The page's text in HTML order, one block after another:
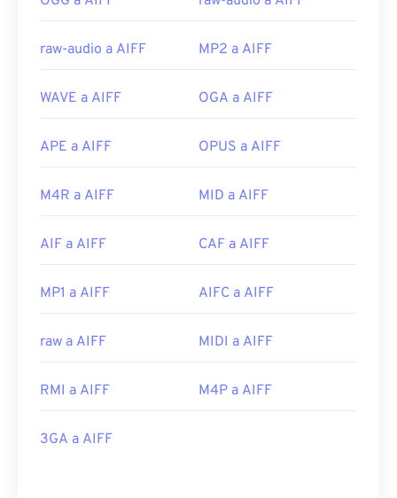
raw-audio a AIFF MP2 a AIFF
WAVE a AIFF OGA a AIFF
APE a AIFF OPUS a AIFF
M4R a AIFF MID a AIFF
AIF a AIFF CAF a AIFF
MP1 a AIFF AIFC a AIFF
raw a AIFF MIDI a AIFF
RMI a AIFF M4P a AIFF
3GA a AIFF